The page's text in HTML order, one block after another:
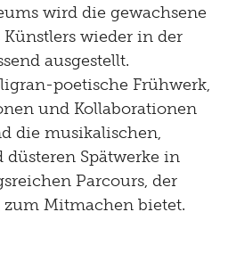
wird die gewachsene
wieder in der
ausgestellt.
poetische Frühwerk,
und Kollaborationen
die musikalischen,
Spätwerke in
Parcours, der
Mitmachen bietet.